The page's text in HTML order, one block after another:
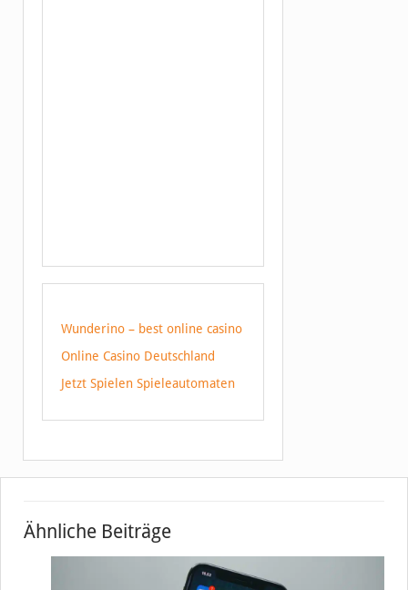
Wunderino – best online casino
Online Casino Deutschland
Jetzt Spielen Spieleautomaten
Ähnliche Beiträge